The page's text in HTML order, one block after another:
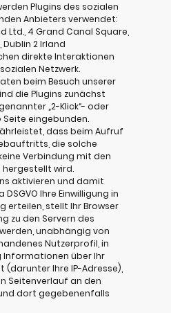
Plugins des sozialen
Anbieters verwendet:
Ltd., 4 Grand Canal Square,
2 Irland
direkte Interaktionen
Netzwerk.
beim Besuch unserer
die Plugins zunächst
„2-Klick“- oder
Seite eingebunden.
dass beim Aufruf
die solche
Verbindung mit den
hergestellt wird.
aktivieren und damit
DSGVO Ihre Einwilligung in
erteilen, stellt Ihr Browser
zu den Servern des
unabhängig von
Nutzerprofil, in
über Ihr
(darunter Ihre IP-Adresse),
Seitenverlauf an den
dort gegebenenfalls